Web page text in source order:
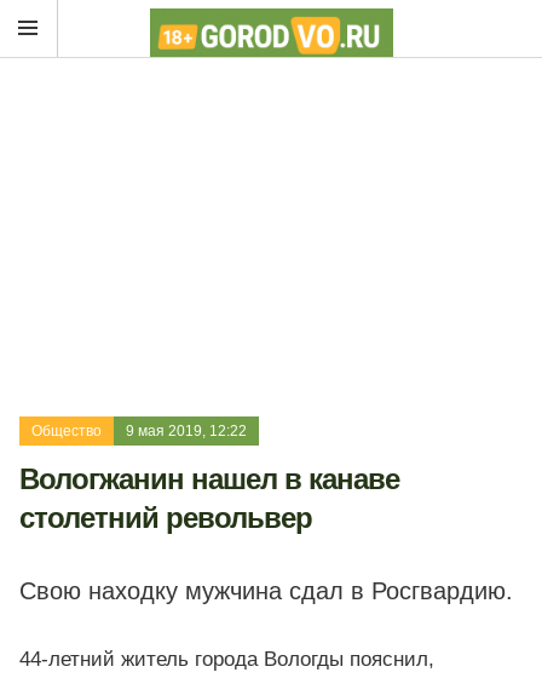
Общество 9 мая 2019, 12:22
Вологжанин нашел в канаве
столетний револьвер
Свою находку мужчина сдал в Росгвардию.
44-летний житель города Вологды пояснил,